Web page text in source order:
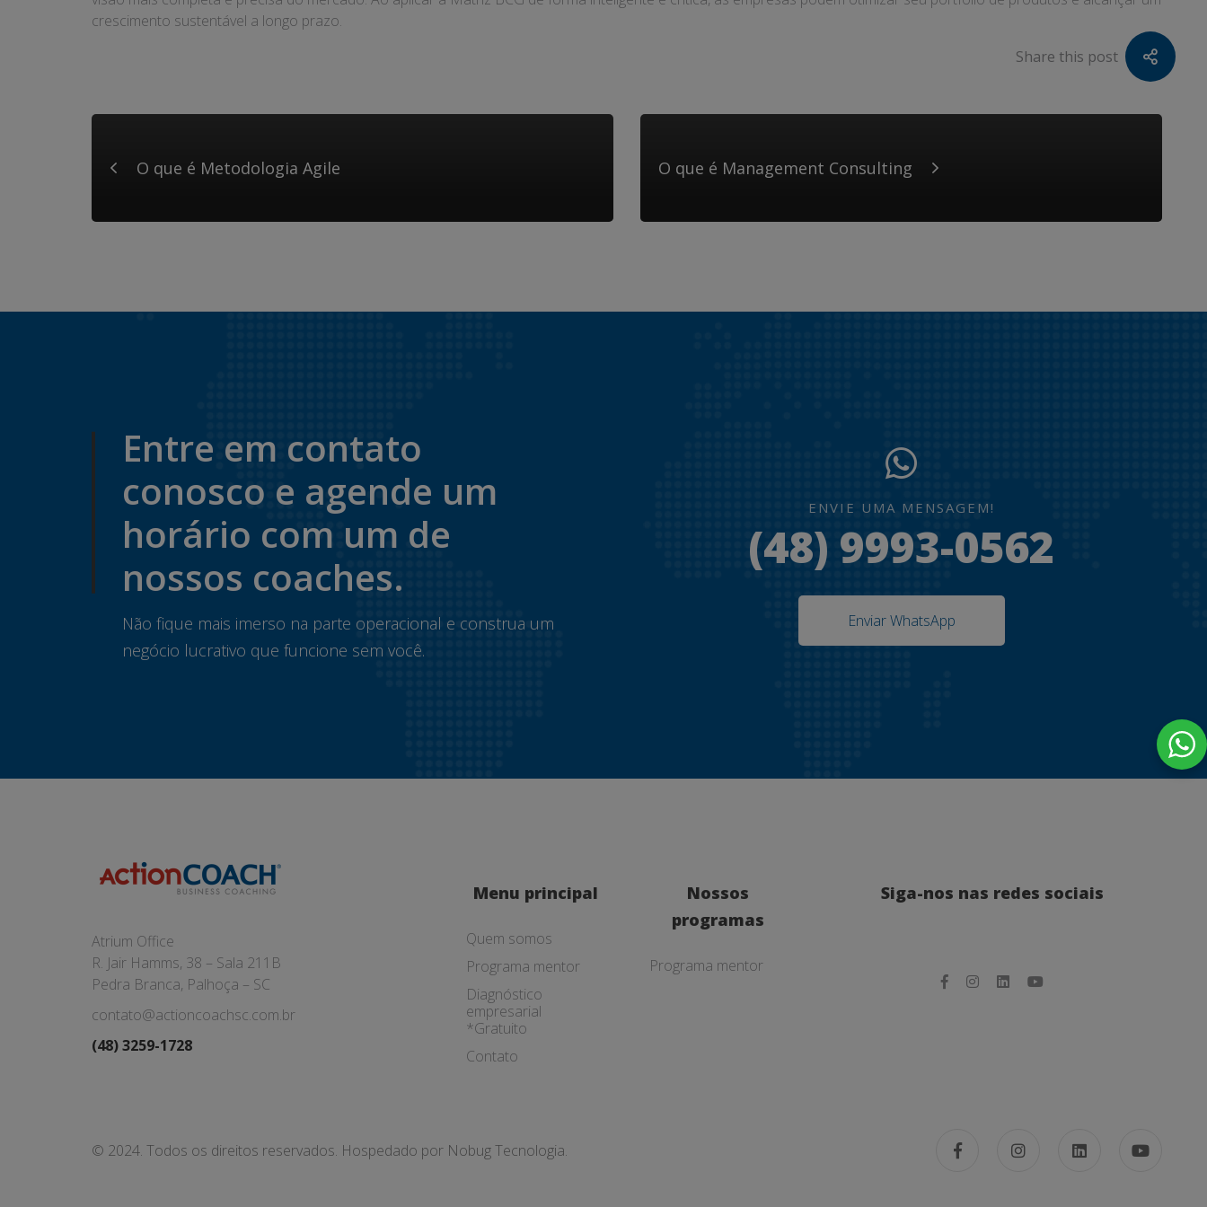
crescimento sustentável a longo prazo.
Share this post
O que é Metodologia Agile O que é Management Consulting
Entre em contato
conosco e agende um
horário com um de
nossos coaches.
Não fique mais imerso na parte operacional e construa um
negócio lucrativo que funcione sem você.
ENVIE UMA MENSAGEM!
(48) 9993-0562
Enviar WhatsApp
Atrium Office
R. Jair Hamms, 38 – Sala 211B
Pedra Branca, Palhoça – SC
contato@actioncoachsc.com.br
(48) 3259-1728
Menu principal
Quem somos
Programa mentor
Diagnóstico
empresarial
*Gratuito
Contato
Nossos
programas
Programa mentor
Siga-nos nas redes sociais
© 2024. Todos os direitos reservados. Hospedado por Nobug Tecnologia.